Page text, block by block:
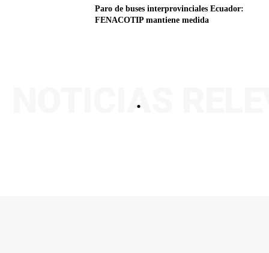
Paro de buses interprovinciales Ecuador:
FENACOTIP mantiene medida
.
NOTICIAS